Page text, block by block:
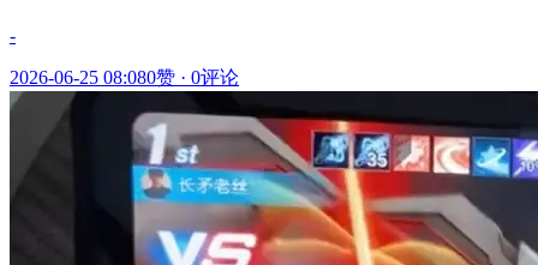
-
2026-06-25 08:080赞 · 0评论